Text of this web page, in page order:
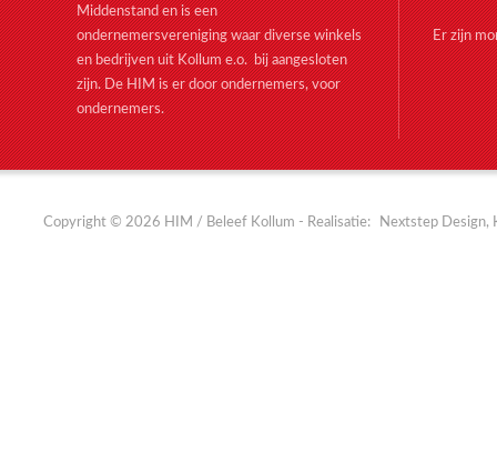
Middenstand en is een
ondernemersvereniging waar diverse winkels
en bedrijven uit Kollum e.o. bij aangesloten
zijn. De HIM is er door ondernemers, voor
ondernemers.
Er zijn
Copyright © 2026 HIM / Beleef Kollum - Realisatie: Nextstep Design,